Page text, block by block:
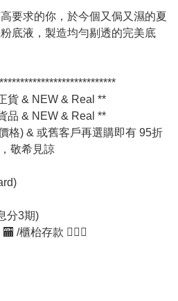
要求的你，於今個又侷又濕的夏
底液，製造均勻剔透的完美底
貨 & NEW & Real **
品 & NEW & Real **
格) & 或舊客戶再選購即有 95折
敬希見諒
分3期)
/櫃枱存款 💁🏼‍♀